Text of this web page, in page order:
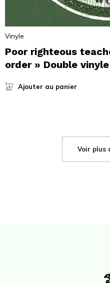
Vinyle
Poor righteous
order » Double
Ajouter au panier
Voir plus